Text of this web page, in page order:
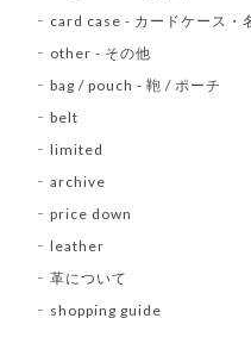
card case - カードケース・
other - その他
bag / pouch - 鞄 / ポーチ
belt
limited
archive
price down
leather
革について
shopping guide